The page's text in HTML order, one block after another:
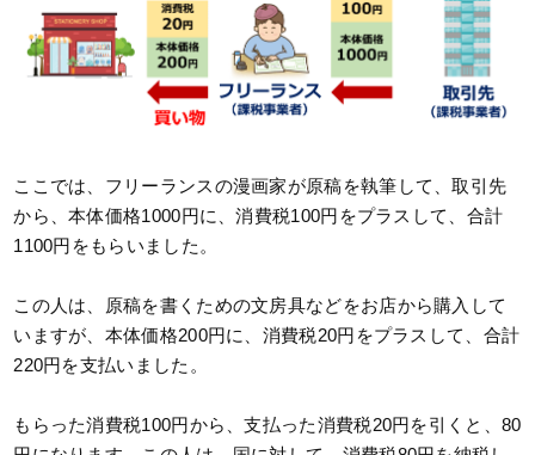
ここでは、フリーランスの漫画家が原稿を執筆して、取引先
から、本体価格1000円に、消費税100円をプラスして、合計
1100円をもらいました。
この人は、原稿を書くための文房具などをお店から購入して
いますが、本体価格200円に、消費税20円をプラスして、合計
220円を支払いました。
もらった消費税100円から、支払った消費税20円を引くと、80